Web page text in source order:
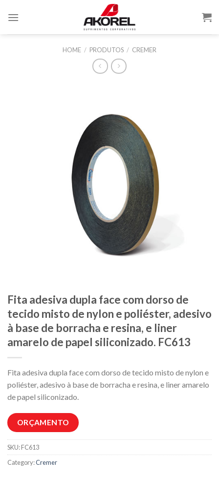
HOME / PRODUTOS / CREMER
Fita adesiva dupla face com dorso de
tecido misto de nylon e poliéster, adesivo
à base de borracha e resina, e liner
amarelo de papel siliconizado. FC613
Fita adesiva dupla face com dorso de tecido misto de nylon e
poliéster, adesivo à base de borracha e resina, e liner amarelo
de papel siliconizado.
ORÇAMENTO
SKU:FC613
Category:Cremer